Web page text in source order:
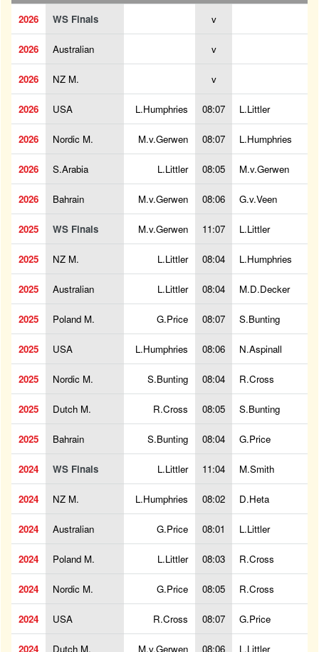
2026 WS Finals v
2026 Australian v
2026 NZ M. v
2026 USA L.Humphries 08:07 L.Littler
2026 Nordic M. M.v.Gerwen 08:07 L.Humphries
2026 S.Arabia L.Littler 08:05 M.v.Gerwen
2026 Bahrain M.v.Gerwen 08:06 G.v.Veen
2025 WS Finals M.v.Gerwen 11:07 L.Littler
2025 NZ M. L.Littler 08:04 L.Humphries
2025 Australian L.Littler 08:04 M.D.Decker
2025 Poland M. G.Price 08:07 S.Bunting
2025 USA L.Humphries 08:06 N.Aspinall
2025 Nordic M. S.Bunting 08:04 R.Cross
2025 Dutch M. R.Cross 08:05 S.Bunting
2025 Bahrain S.Bunting 08:04 G.Price
2024 WS Finals L.Littler 11:04 M.Smith
2024 NZ M. L.Humphries 08:02 D.Heta
2024 Australian G.Price 08:01 L.Littler
2024 Poland M. L.Littler 08:03 R.Cross
2024 Nordic M. G.Price 08:05 R.Cross
2024 USA R.Cross 08:07 G.Price
2024 Dutch M. M.v.Gerwen 08:06 L.Littler